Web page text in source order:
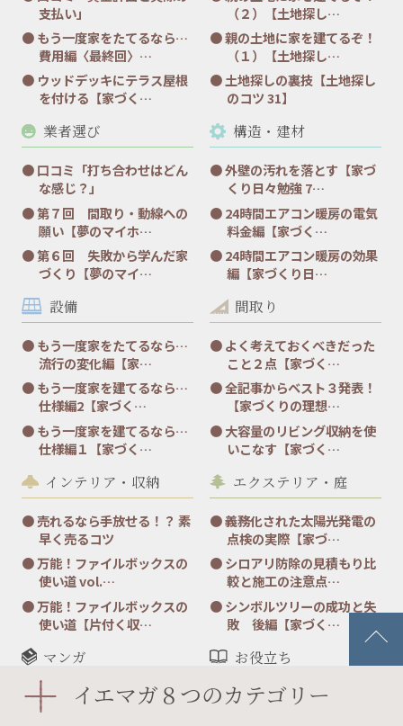
支払い」
もう一度家をたてるなら…
費用編〈最終回〉…
ウッドデッキにテラス屋根
を付ける【家づく…
（２）【土地探し…
親の土地に家を建てるぞ！
（１）【土地探し…
土地探しの裏技【土地探し
のコツ 31】
業者選び
口コミ「打ち合わせはどん
な感じ？」
第７回 間取り・動線への
願い【夢のマイホ…
第６回 失敗から学んだ家
づくり【夢のマイ…
構造・建材
外壁の汚れを落とす【家づ
くり日々勉強 7…
24時間エアコン暖房の電気
料金編【家づく…
24時間エアコン暖房の効果
編【家づくり日…
設備
もう一度家をたてるなら…
流行の変化編【家…
もう一度家を建てるなら…
仕様編2【家づく…
もう一度家を建てるなら…
仕様編１【家づく…
間取り
よく考えておくべきだった
こと２点【家づく…
全記事からベスト３発表！
【家づくりの理想…
大容量のリビング収納を使
いこなす【家づく…
インテリア・収納
売れるなら手放せる！？ 素
早く売るコツ
万能！ファイルボックスの
使い道 vol.…
万能！ファイルボックスの
使い道【片付く収…
エクステリア・庭
義務化された太陽光発電の
点検の実際【家づ…
シロアリ防除の見積もり比
較と施工の注意点…
シンボルツリーの成功と失
敗 後編【家づく…
マンガ
お家大好き
お役立ち
家づくりノート
イエマガ８つのカテゴリー